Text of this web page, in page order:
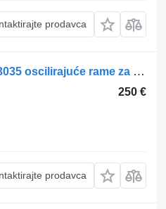
prodavca
IVECO Occ tuimelaaras + tuimelaars F3AE3681 Cursor 10 Iv 99483035 oscilirajuće rame za kamiona
250 €
prodavca